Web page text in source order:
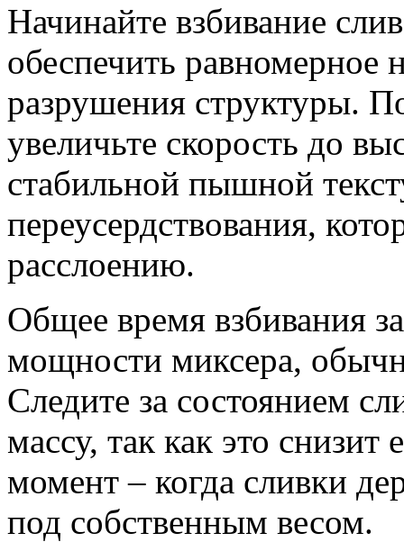
Начинайте взбивание
обеспечить равномерное
разрушения структуры.
увеличьте скорость до
стабильной пышной
переусердствования,
расслоению.
Общее время взбивания
мощности миксера,
Следите за состоянием
массу, так как это
момент – когда сливки
под собственным весом.